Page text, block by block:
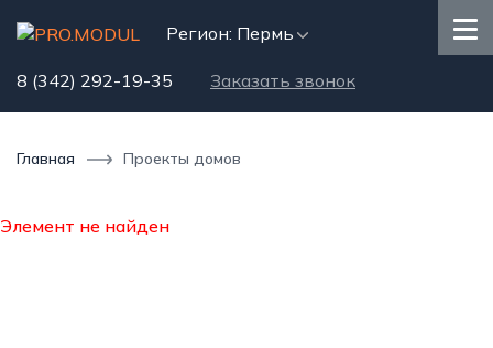
Регион: Пермь
8 (342) 292-19-35 Заказать звонок
Главная Проекты домов
Элемент не найден